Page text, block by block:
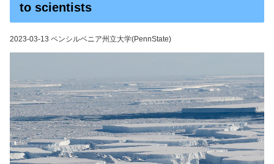
to scientists
2023-03-13 ペンシルベニア州立大学(PennState)